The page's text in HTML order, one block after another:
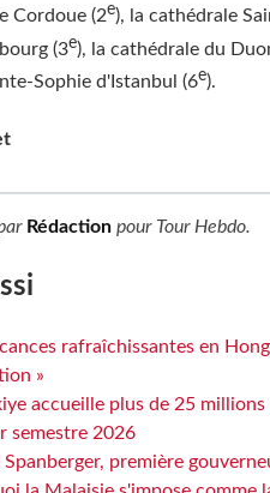
Cordoue (2e), la cathédrale
(3e), la cathédrale du
Sophie d'Istanbul (6e).
Rédactionpour Tour Hebdo.
rafraîchissantes en
»
accueille plus de 25
semestre 2026
première